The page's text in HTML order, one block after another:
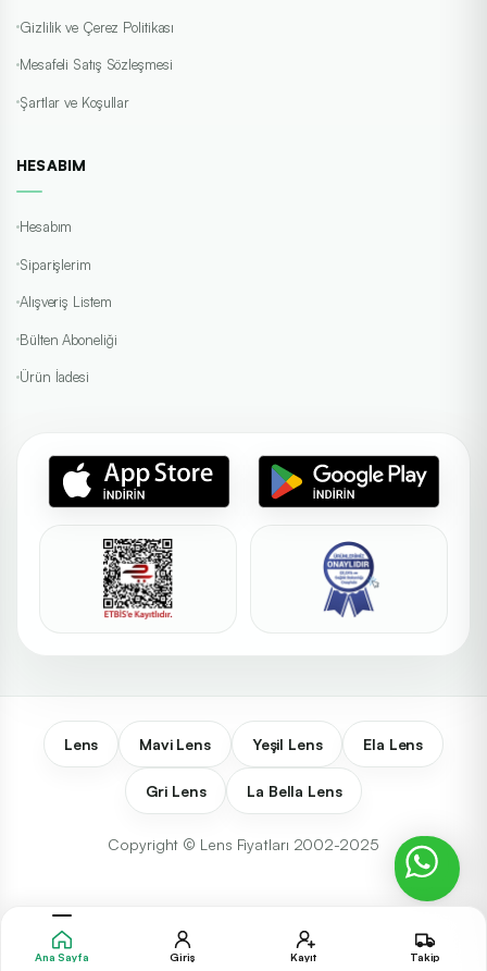
Gizlilik ve Çerez Politikası
Mesafeli Satış Sözleşmesi
Şartlar ve Koşullar
HESABIM
Hesabım
Siparişlerim
Alışveriş Listem
Bülten Aboneliği
Ürün İadesi
Lens Mavi Lens Yeşil Lens Ela Lens
Gri Lens La Bella Lens
Copyright © Lens Fiyatları 2002-2025
Ana Sayfa Giriş Kayıt Takip